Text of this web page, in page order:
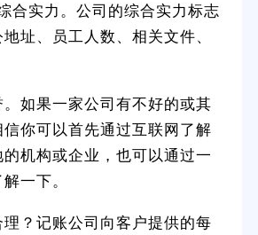
合实力。公司的综合实力标志
址、员工人数、相关文件、
如果一家公司有不好的或其
你可以首先通过互联网了解
机构或企业，也可以通过一
一下。
？记账公司向客户提供的每